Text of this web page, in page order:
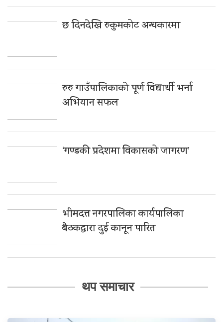
छ दिनदेखि रुकुमकोट अन्धकारमा
रुरु गाउँपालिकाको पूर्ण विद्यार्थी भर्ना
अभियान सफल
‘गण्डकी प्रदेशमा विकासको जागरण’
भीमदत्त नगरपालिका कार्यपालिका
बैठकद्वारा दुई कानून पारित
थप समाचार